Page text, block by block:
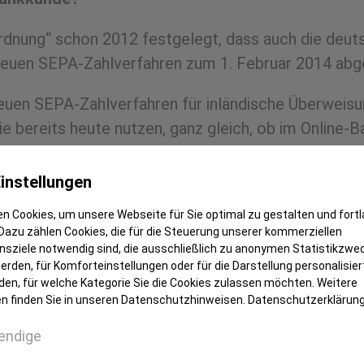
schon 2012 festgelegt, dass auch die
SEPA-Zahlverfahren zum 1. Februar 2014
SEPA-Zahlverfahren für inländische
bereits heute nutzen, ganz gleich, ob im Online-
sich.
eins in der IBAN
nutzen Sie zukünftig die IBAN. Diese
kommen der Ländercode DE für
Cookies, um unsere Webseite für Sie optimal zu gestalten und
zählen Cookies, die für die Steuerung unserer kommerziellen
notwendig sind, die ausschließlich zu anonymen
für Komforteinstellungen oder für die Darstellung
für welche Kategorie Sie die Cookies zulassen möchten. Weitere
finden Sie in unseren Datenschutzhinweisen. Datenschutzerklärung